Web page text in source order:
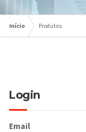
Início Produtos
Login
Email